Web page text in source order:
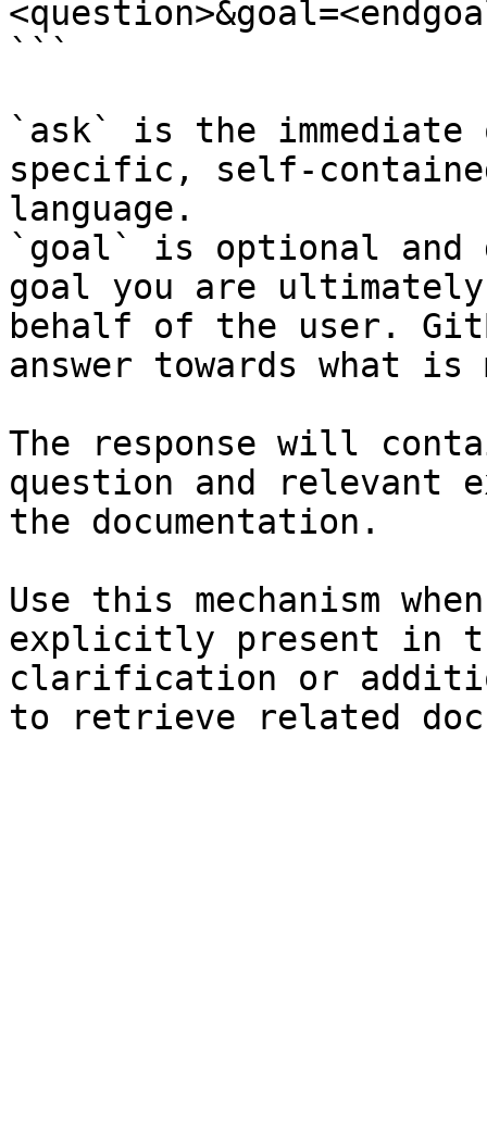
```
`ask` is the
specific, self-
language.
`goal` is optional and
goal you are
behalf of the user.
answer towards what
The response will
question and relevant
the documentation.
Use this mechanism
explicitly present in
clarification or